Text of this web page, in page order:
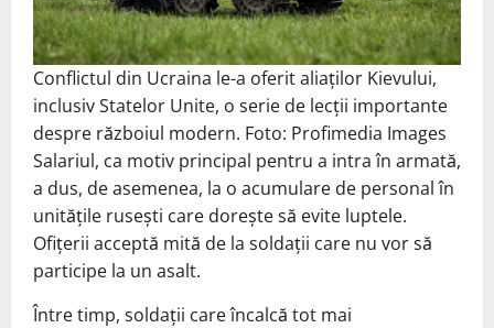
Conflictul din Ucraina le-a oferit aliaților Kievului,
inclusiv Statelor Unite, o serie de lecții importante
despre războiul modern. Foto: Profimedia Images
Salariul, ca motiv principal pentru a intra în armată,
a dus, de asemenea, la o acumulare de personal în
unitățile rusești care dorește să evite luptele.
Ofițerii acceptă mită de la soldații care nu vor să
participe la un asalt.
Între timp, soldații care încalcă tot mai